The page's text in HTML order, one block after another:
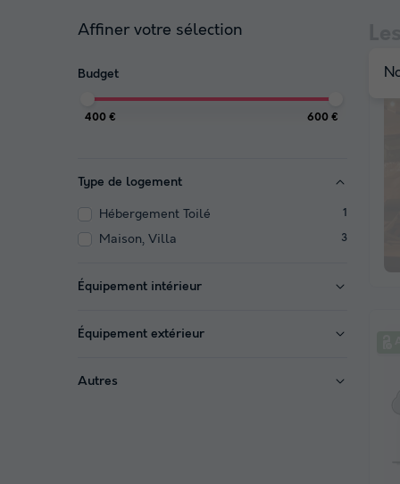
Affiner votre sélection
Budget
400 € 600 €
Type de logement
Hébergement Toilé 1
Maison, Villa 3
Équipement intérieur
Équipement extérieur
Autres